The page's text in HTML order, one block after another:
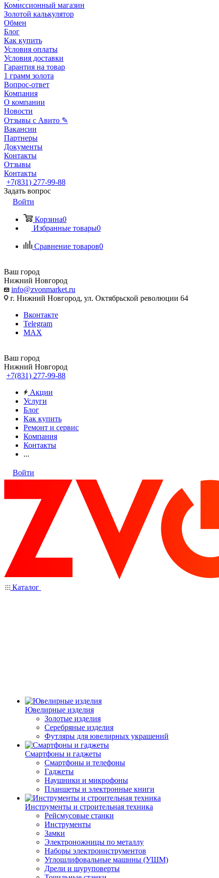
Комиссионный магазин
Золотой калькулятор
Обмен
Блог
Как купить
Условия оплаты
Условия доставки
Гарантия на товар
1 грамм золота
Вопрос-ответ
Компания
О компании
Новости
Отзывы с Авито ✎
Вакансии
Партнеры
Документы
Контакты
Отзывы
Контакты
+7(831) 277-99-88
Задать вопрос
Войти
Корзина0
Избранные товары0
Сравнение товаров0
Ваш город
Нижний Новгород
info@zvonmarket.ru
г. Нижний Новгород, ул. Октябрьской революции 64
Вконтакте
Telegram
MAX
Ваш город
Нижний Новгород
+7(831) 277-99-88
Акции
Услуги
Блог
Как купить
Ремонт и сервис
Компания
Контакты
...
Войти
Каталог
Ювелирные изделия
Золотые изделия
Серебряные изделия
Футляры для ювелирных украшений
Смартфоны и гаджеты
Смартфоны и телефоны
Гаджеты
Наушники и микрофоны
Планшеты и электронные книги
Инструменты и строительная техника
Рейсмусовые станки
Инструменты
Замки
Электроножницы по металлу
Наборы электроинструментов
Углошлифовальные машины (УШМ)
Дрели и шуруповерты